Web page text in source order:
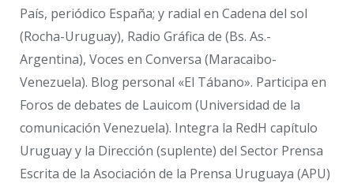
País, periódico España; y radial en Cadena del sol
(Rocha-Uruguay), Radio Gráfica de (Bs. As.-
Argentina), Voces en Conversa (Maracaibo-
Venezuela). Blog personal «El Tábano». Participa en
Foros de debates de Lauicom (Universidad de la
comunicación Venezuela). Integra la RedH capítulo
Uruguay y la Dirección (suplente) del Sector Prensa
Escrita de la Asociación de la Prensa Uruguaya (APU)